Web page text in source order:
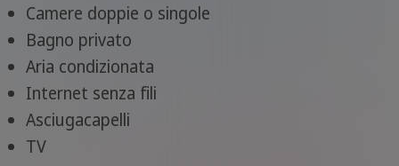
Camere doppie o singole
Bagno privato
Aria condizionata
Internet senza fili
Asciugacapelli
TV